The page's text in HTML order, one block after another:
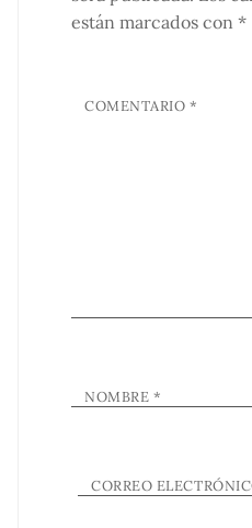
están marcados con *
COMENTARIO *
NOMBRE *
CORREO